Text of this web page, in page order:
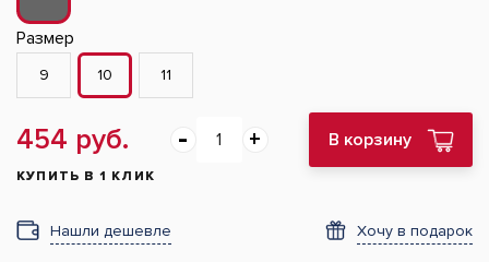
Размер
9 10 11
454 руб. В корзину
КУПИТЬ В 1 КЛИК
Нашли дешевле Хочу в подарок